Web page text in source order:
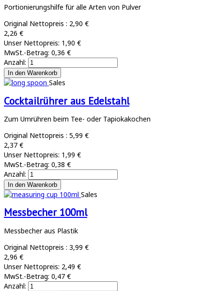
Portionierungshilfe für alle Arten von Pulver
Original Nettopreis : 2,90 €
2,26 €
Unser Nettopreis: 1,90 €
MwSt.-Betrag: 0,36 €
Anzahl:
Sales
Cocktailrührer aus Edelstahl
Zum Umrühren beim Tee- oder Tapiokakochen
Original Nettopreis : 5,99 €
2,37 €
Unser Nettopreis: 1,99 €
MwSt.-Betrag: 0,38 €
Anzahl:
Sales
Messbecher 100ml
Messbecher aus Plastik
Original Nettopreis : 3,99 €
2,96 €
Unser Nettopreis: 2,49 €
MwSt.-Betrag: 0,47 €
Anzahl: